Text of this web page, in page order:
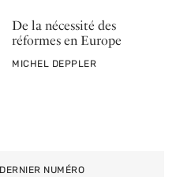
De la nécessité des
réformes en Europe
PAR
MICHEL DEPPLER
DERNIER NUMÉRO